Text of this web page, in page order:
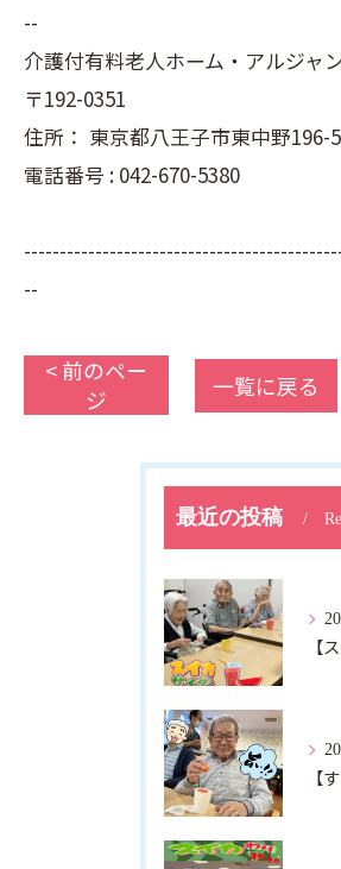
--
介護付有料老人ホーム・アルジャ
〒192-0351
住所： 東京都八王子市東中野196-5
電話番号 : 042-670-5380
--
< 前のペー
ジ
一覧に戻る
最近の投稿
【
【